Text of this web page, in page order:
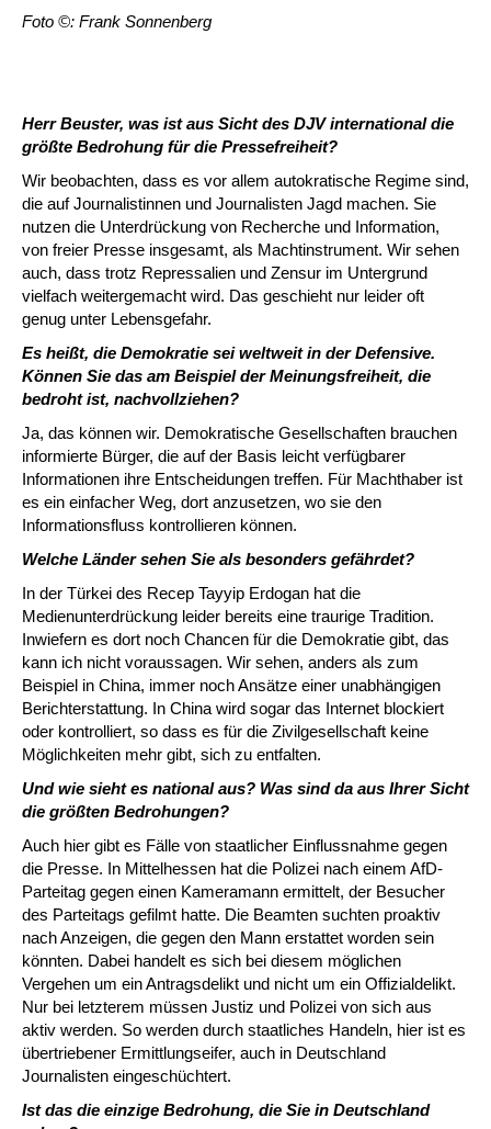
Foto ©: Frank Sonnenberg
Herr Beuster, was ist aus Sicht des DJV international die
größte Bedrohung für die Pressefreiheit?
Wir beobachten, dass es vor allem autokratische Regime sind,
die auf Journalistinnen und Journalisten Jagd machen. Sie
nutzen die Unterdrückung von Recherche und Information,
von freier Presse insgesamt, als Machtinstrument. Wir sehen
auch, dass trotz Repressalien und Zensur im Untergrund
vielfach weitergemacht wird. Das geschieht nur leider oft
genug unter Lebensgefahr.
Es heißt, die Demokratie sei weltweit in der Defensive.
Können Sie das am Beispiel der Meinungsfreiheit, die
bedroht ist, nachvollziehen?
Ja, das können wir. Demokratische Gesellschaften brauchen
informierte Bürger, die auf der Basis leicht verfügbarer
Informationen ihre Entscheidungen treffen. Für Machthaber ist
es ein einfacher Weg, dort anzusetzen, wo sie den
Informationsfluss kontrollieren können.
Welche Länder sehen Sie als besonders gefährdet?
In der Türkei des Recep Tayyip Erdogan hat die
Medienunterdrückung leider bereits eine traurige Tradition.
Inwiefern es dort noch Chancen für die Demokratie gibt, das
kann ich nicht voraussagen. Wir sehen, anders als zum
Beispiel in China, immer noch Ansätze einer unabhängigen
Berichterstattung. In China wird sogar das Internet blockiert
oder kontrolliert, so dass es für die Zivilgesellschaft keine
Möglichkeiten mehr gibt, sich zu entfalten.
Und wie sieht es national aus? Was sind da aus Ihrer Sicht
die größten Bedrohungen?
Auch hier gibt es Fälle von staatlicher Einflussnahme gegen
die Presse. In Mittelhessen hat die Polizei nach einem AfD-
Parteitag gegen einen Kameramann ermittelt, der Besucher
des Parteitags gefilmt hatte. Die Beamten suchten proaktiv
nach Anzeigen, die gegen den Mann erstattet worden sein
könnten. Dabei handelt es sich bei diesem möglichen
Vergehen um ein Antragsdelikt und nicht um ein Offizialdelikt.
Nur bei letzterem müssen Justiz und Polizei von sich aus
aktiv werden. So werden durch staatliches Handeln, hier ist es
übertriebener Ermittlungseifer, auch in Deutschland
Journalisten eingeschüchtert.
Ist das die einzige Bedrohung, die Sie in Deutschland